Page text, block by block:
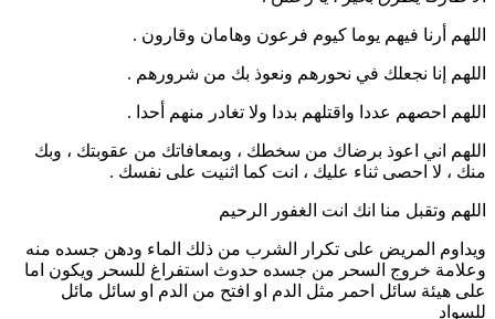
اللهم أرنا فيهم يوما كيوم فرعون وهامان وقارون .
اللهم إنا نجعلك في نحورهم ونعوذ بك من شرورهم .
اللهم احصهم عددا واقتلهم بددا ولا تغادر منهم أحدا .
اللهم اني اعوذ برضاك من سخطك ، وبمعافاتك من عقوبتك ، وبك
منك ، لا احصى ثناء عليك ، انت كما اثنيت على نفسك .
اللهم وتقبل منا انك انت الغفور الرحيم
ويداوم المريض على تكرار الشرب من ذلك الماء ودهن جسده منه
وعلامة خروج السحر من جسده حدوث استفراغ للسحر ويكون اما
على هيئة سائل احمر مثل الدم او افتح من الدم او سائل مائل
للسواد